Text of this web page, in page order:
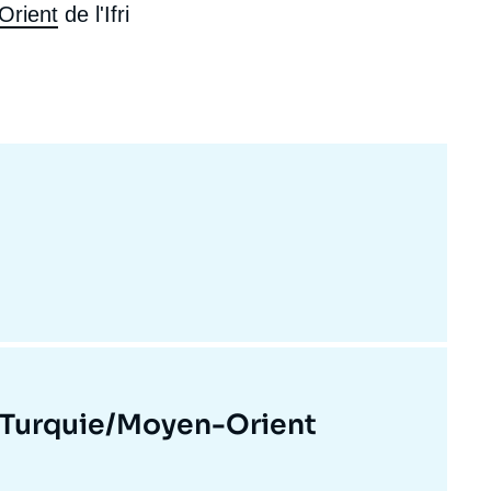
- Défense
de l'Ifri
Moyen-Orient